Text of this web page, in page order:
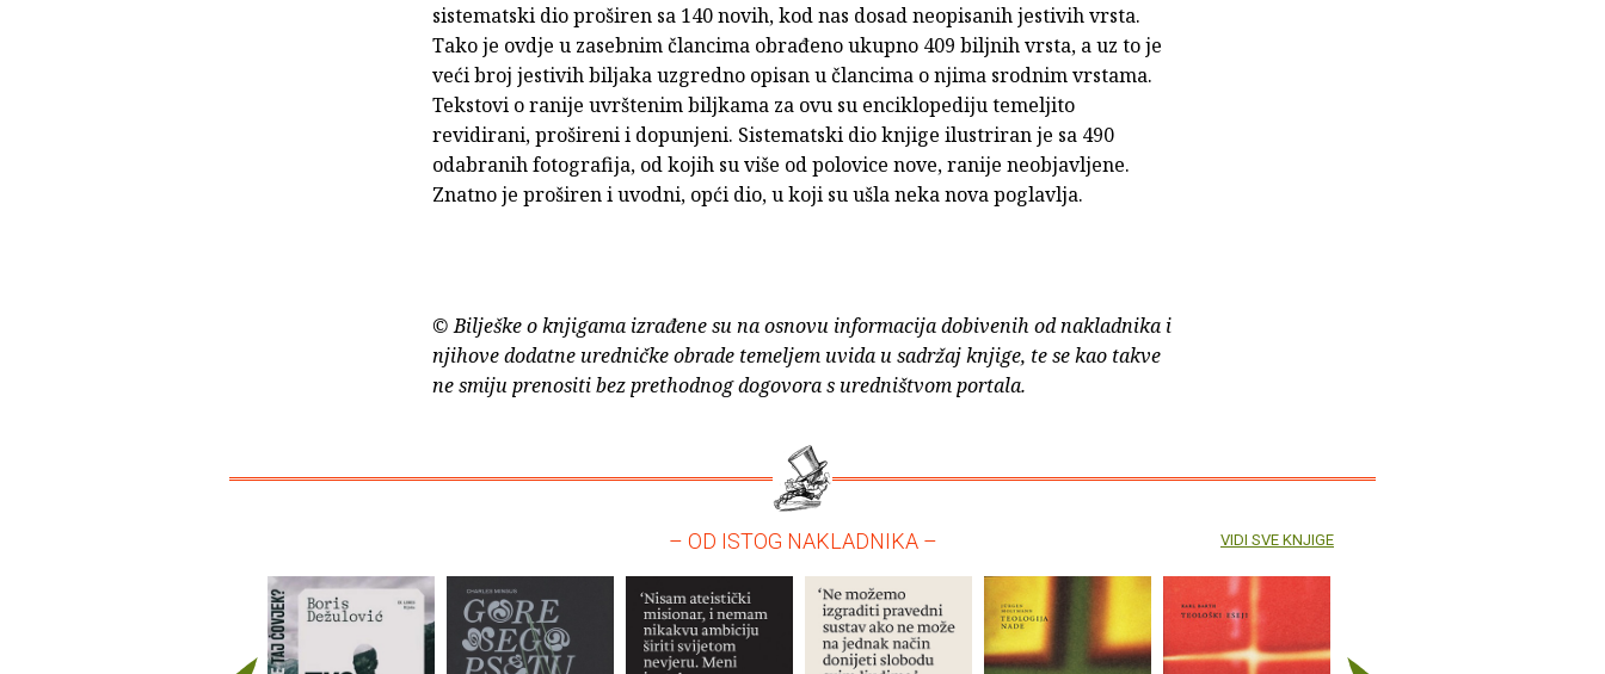
sistematski dio proširen sa 140 novih, kod nas dosad neopisanih jestivih vrsta.
Tako je ovdje u zasebnim člancima obrađeno ukupno 409 biljnih vrsta, a uz to je
veći broj jestivih biljaka uzgredno opisan u člancima o njima srodnim vrstama.
Tekstovi o ranije uvrštenim biljkama za ovu su enciklopediju temeljito
revidirani, prošireni i dopunjeni. Sistematski dio knjige ilustriran je sa 490
odabranih fotografija, od kojih su više od polovice nove, ranije neobjavljene.
Znatno je proširen i uvodni, opći dio, u koji su ušla neka nova poglavlja.
© Bilješke o knjigama izrađene su na osnovu informacija dobivenih od nakladnika i
njihove dodatne uredničke obrade temeljem uvida u sadržaj knjige, te se kao takve
ne smiju prenositi bez prethodnog dogovora s uredništvom portala.
– OD ISTOG NAKLADNIKA – VIDI SVE KNJIGE